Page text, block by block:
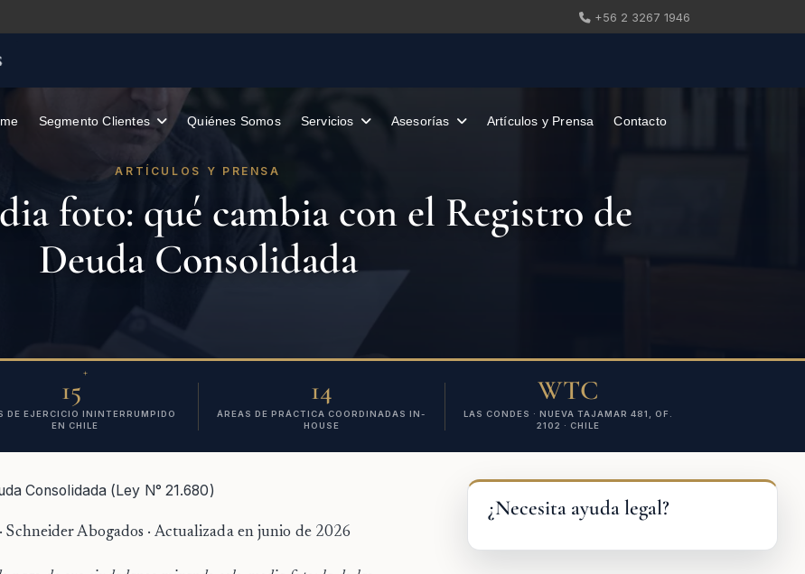
+56 2 3267 1946
Segmento Clientes Quiénes Somos Asesorías Artículos y Prensa Contacto
ARTÍCULOS Y PRENSA
foto: qué cambia con el Registro de
Deuda Consolidada
15
+
DE EJERCICIO ININTERRUMPIDO
EN CHILE
14
ÁREAS DE PRÁCTICA COORDINADAS IN-
HOUSE
WTC
LAS CONDES · NUEVA TAJAMAR 481, OF.
2102 · CHILE
Consolidada (Ley N° 21.680)
· Schneider Abogados · Actualizada en junio de 2026
¿Necesita ayuda legal?